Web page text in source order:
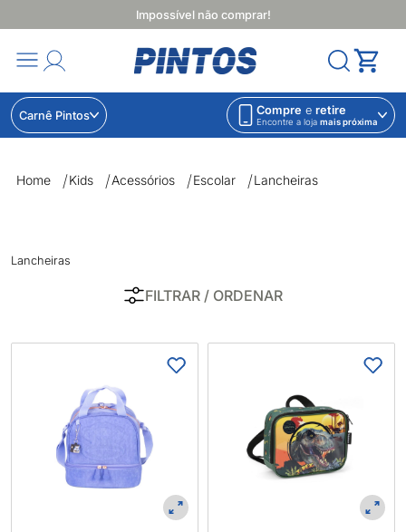
Impossível não comprar!
Carnê Pintos Compre e retire
Encontre a loja mais próxima
Home
Kids Acessórios Escolar Lancheiras
Lancheiras
FILTRAR / ORDENAR